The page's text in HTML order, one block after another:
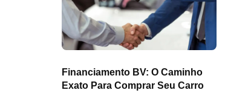
Financiamento BV: O Caminho
Exato Para Comprar Seu Carro